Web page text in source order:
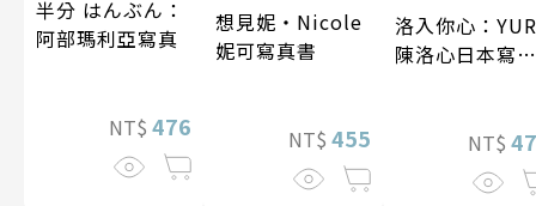
半分 はんぶん：
阿部瑪利亞寫真
NT$ 476
想見妮‧Nicole
妮可寫真書
NT$ 455
洛入你心：
陳洛心日本寫真
NT$